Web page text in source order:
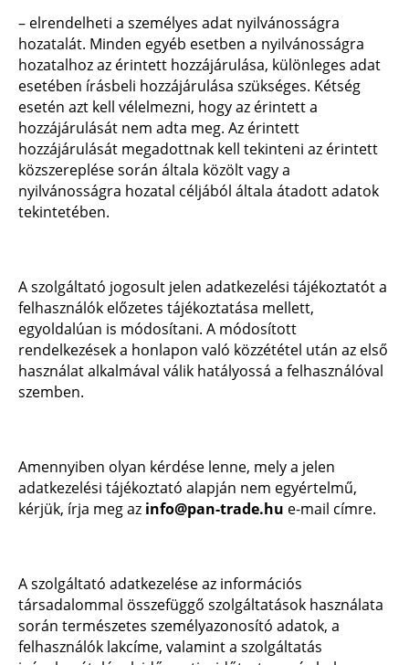
– elrendelheti a személyes adat nyilvánosságra
hozatalát. Minden egyéb esetben a nyilvánosságra
hozatalhoz az érintett hozzájárulása, különleges adat
esetében írásbeli hozzájárulása szükséges. Kétség
esetén azt kell vélelmezni, hogy az érintett a
hozzájárulását nem adta meg. Az érintett
hozzájárulását megadottnak kell tekinteni az érintett
közszereplése során általa közölt vagy a
nyilvánosságra hozatal céljából általa átadott adatok
tekintetében.
A szolgáltató jogosult jelen adatkezelési tájékoztatót a
felhasználók előzetes tájékoztatása mellett,
egyoldalúan is módosítani. A módosított
rendelkezések a honlapon való közzététel után az első
használat alkalmával válik hatályossá a felhasználóval
szemben.
Amennyiben olyan kérdése lenne, mely a jelen
adatkezelési tájékoztató alapján nem egyértelmű,
kérjük, írja meg az info@pan-trade.hu e-mail címre.
A szolgáltató adatkezelése az információs
társadalommal összefüggő szolgáltatások használata
során természetes személyazonosító adatok, a
felhasználók lakcíme, valamint a szolgáltatás